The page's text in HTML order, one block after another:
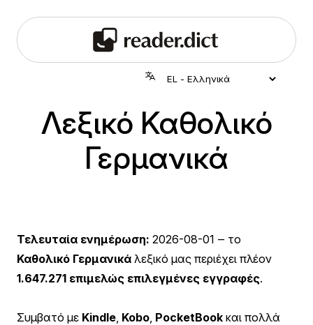
Λεξικό Καθολικό
Γερμανικά
Τελευταία ενημέρωση: 2026-08-01 ‒ το
Καθολικό Γερμανικά λεξικό μας περιέχει πλέον
1.647.271 επιμελώς επιλεγμένες εγγραφές.
Συμβατό με Kindle Kobo PocketBook και πολλά